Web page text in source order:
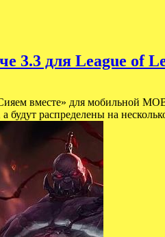
3.3 для League of
вместе» для мобильной
а будут распределены на